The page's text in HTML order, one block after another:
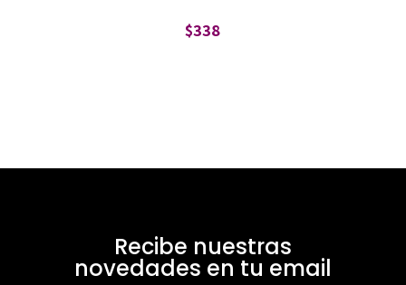
$338
Recibe nuestras
novedades en tu email